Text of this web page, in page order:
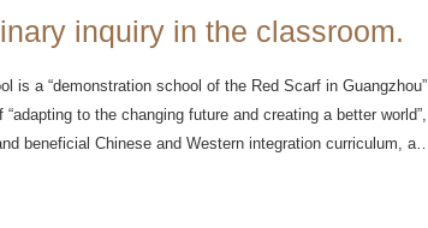
inquiry in the classroom.
is a “demonstration school of the Red Scarf in Guangzhou”,
to the changing future and creating a better world”,
beneficial Chinese and Western integration curriculum, and